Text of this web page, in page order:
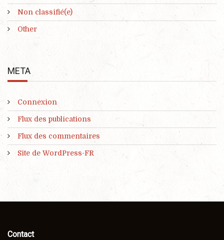
Non classifié(e)
Other
META
Connexion
Flux des publications
Flux des commentaires
Site de WordPress-FR
Contact